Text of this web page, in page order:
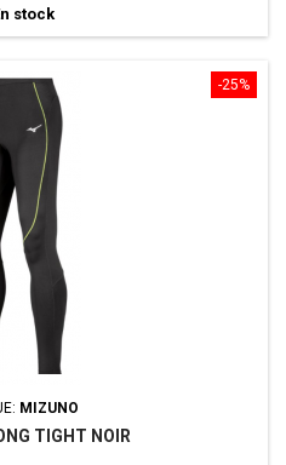
stock
-25%
MIZUNO
TIGHT NOIR